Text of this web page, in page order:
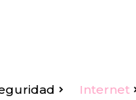
Internet